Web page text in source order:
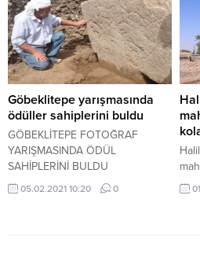
Göbeklitepe yarışmasında
ödüller sahiplerini buldu
GÖBEKLİTEPE FOTOĞRAF
YARIŞMASINDA ÖDÜL
SAHİPLERİNİ BULDU
05.02.2021 10:20 0